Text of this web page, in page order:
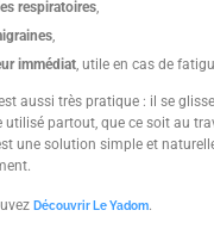
respiratoires,
,
immédiat, utile en cas de
aussi très pratique : il se
utilisé partout, que ce soit au
une solution simple et
Découvrir Le Yadom.